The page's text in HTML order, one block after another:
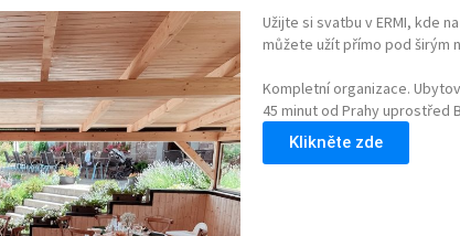
Užijte si svatbu v ERMI, kde
můžete užít přímo pod širým
Kompletní organizace.
45 minut od Prahy uprostřed
Klikněte zde